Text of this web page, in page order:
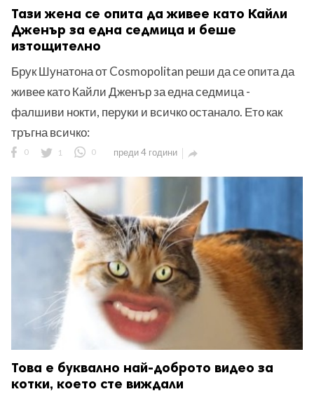
Тази жена се опита да живее като Кайли
Дженър за една седмица и беше
изтощително
Брук Шунатона от Cosmopolitan реши да се опита да
живее като Кайли Дженър за една седмица -
фалшиви нокти, перуки и всичко останало. Ето как
тръгна всичко:
0 1 0 преди 4 години 
Това е буквално най-доброто видео за
котки, което сте виждали